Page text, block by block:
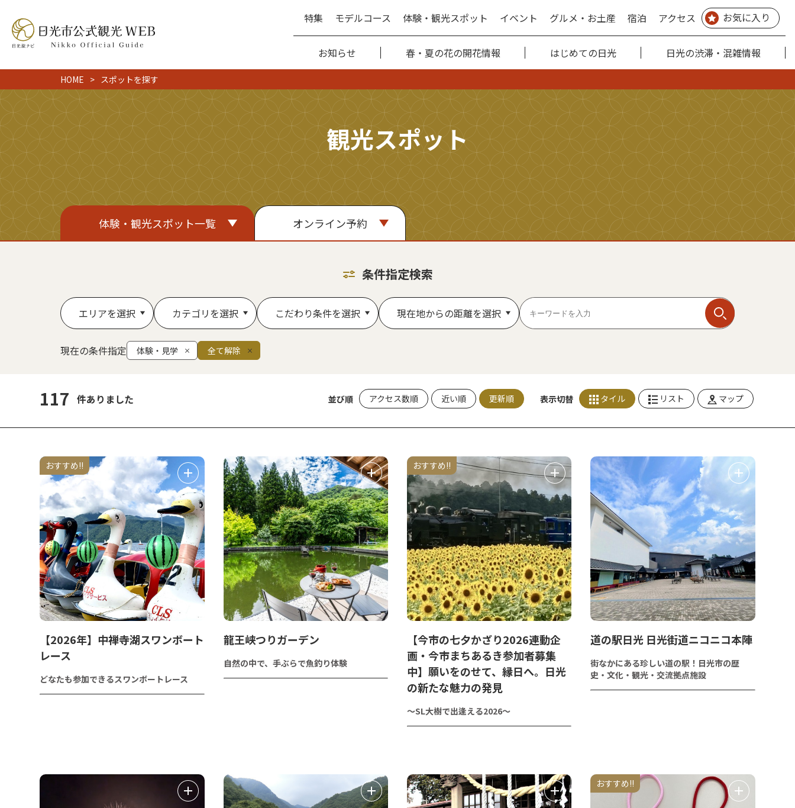
特集 モデルコース 体験・観光スポット イベント グルメ・お土産 宿泊 アクセス お気に入り
お知らせ 春・夏の花の開花情報 はじめての日光 日光の渋滞・混雑情報
HOME スポットを探す
観光スポット
体験・観光スポット一覧 オンライン予約
条件指定検索
エリアを選択 カテゴリを選択 こだわり条件を選択 現在地からの距離を選択
現在の条件指定 体験・見学 全て解除
117 件ありました 並び順 アクセス数順 近い順 更新順 表示切替 タイル リスト マップ
おすすめ!!
【2026年】中禅寺湖スワンボート
レース
どなたも参加できるスワンボートレース
龍王峡つりガーデン
自然の中で、手ぶらで魚釣り体験
おすすめ!!
【今市の七夕かざり2026連動企
画・今市まちあるき参加者募集
中】願いをのせて、縁日へ。日光
の新たな魅力の発見
～SL大樹で出逢える2026～
道の駅日光 日光街道ニコニコ本陣
街なかにある珍しい道の駅！日光市の歴
史・文化・観光・交流拠点施設
おすすめ!!